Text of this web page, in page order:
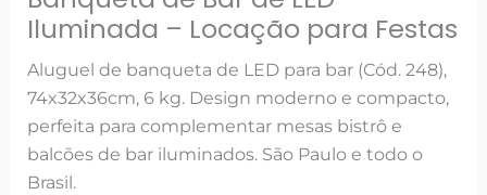
Iluminada – Locação para Festas
Aluguel de banqueta de LED para bar (Cód. 248),
74x32x36cm, 6 kg. Design moderno e compacto,
perfeita para complementar mesas bistrô e
balcões de bar iluminados. São Paulo e todo o
Brasil.